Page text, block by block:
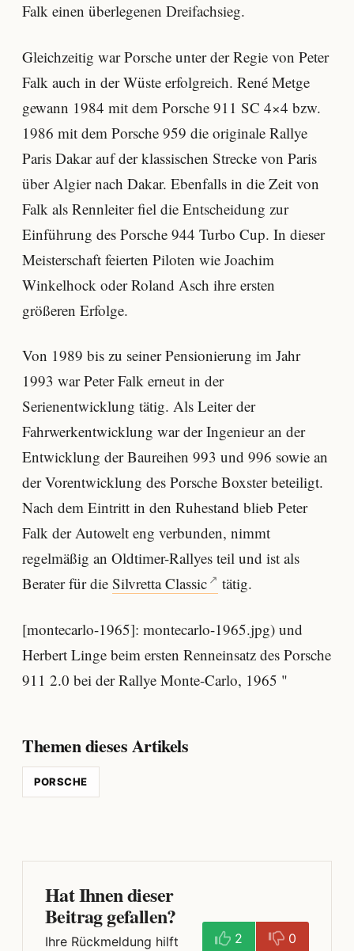
Falk einen überlegenen Dreifachsieg.
Gleichzeitig war Porsche unter der Regie von Peter
Falk auch in der Wüste erfolgreich. René Metge
gewann 1984 mit dem Porsche 911 SC 4×4 bzw.
1986 mit dem Porsche 959 die originale Rallye
Paris Dakar auf der klassischen Strecke von Paris
über Algier nach Dakar. Ebenfalls in die Zeit von
Falk als Rennleiter fiel die Entscheidung zur
Einführung des Porsche 944 Turbo Cup. In dieser
Meisterschaft feierten Piloten wie Joachim
Winkelhock oder Roland Asch ihre ersten
größeren Erfolge.
Von 1989 bis zu seiner Pensionierung im Jahr
1993 war Peter Falk erneut in der
Serienentwicklung tätig. Als Leiter der
Fahrwerkentwicklung war der Ingenieur an der
Entwicklung der Baureihen 993 und 996 sowie an
der Vorentwicklung des Porsche Boxster beteiligt.
Nach dem Eintritt in den Ruhestand blieb Peter
Falk der Autowelt eng verbunden, nimmt
regelmäßig an Oldtimer-Rallyes teil und ist als
Berater für die Silvretta Classic tätig.
[montecarlo-1965]: montecarlo-1965.jpg) und
Herbert Linge beim ersten Renneinsatz des Porsche
911 2.0 bei der Rallye Monte-Carlo, 1965 "
Themen dieses Artikels
PORSCHE
Hat Ihnen dieser
Beitrag gefallen?
Ihre Rückmeldung hilft 2 0